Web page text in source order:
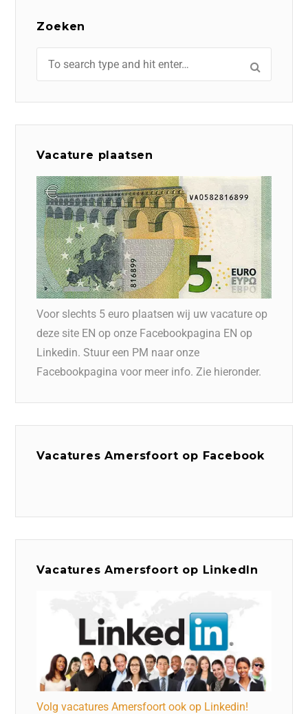
Zoeken
Vacature plaatsen
Voor slechts 5 euro plaatsen wij uw vacature op
deze site EN op onze Facebookpagina EN op
Linkedin. Stuur een PM naar onze
Facebookpagina voor meer info. Zie hieronder.
Vacatures Amersfoort op Facebook
Vacatures Amersfoort op LinkedIn
Volg vacatures Amersfoort ook op Linkedin!